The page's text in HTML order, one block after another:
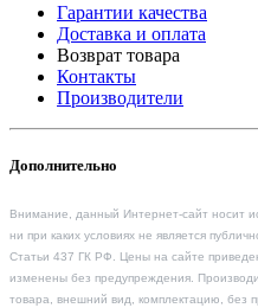
Гарантии качества
Доставка и оплата
Возврат товара
Контакты
Производители
Дополнительно
Внимание, данный Интернет-сайт носит
ни при каких условиях не является
Статьи 437 ГК РФ. Цены на сайте
изменены без предупреждения.
товара, внешний вид, комплектацию, без